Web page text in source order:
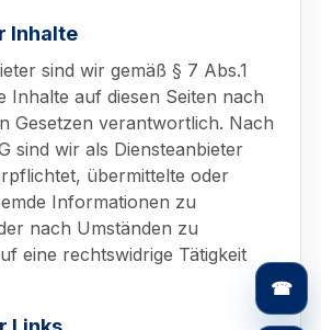
Inhalte
sind wir gemäß § 7 Abs.1
Inhalte auf diesen Seiten nach
Gesetzen verantwortlich. Nach
sind wir als Diensteanbieter
übermittelte oder
Informationen zu
nach Umständen zu
eine rechtswidrige Tätigkeit
☎